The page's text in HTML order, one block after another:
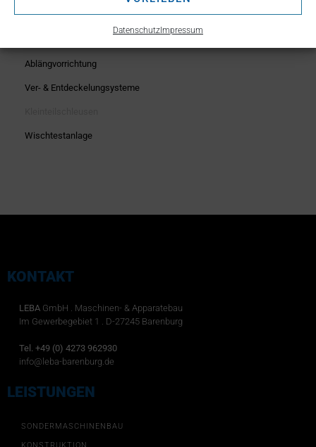
DatenschutzImpressum
Handschuboxen
Ablängvorrichtung
Ver- & Entdeckelungsysteme
Wischtestanlage
KONTAKT
LEBA GmbH . Maschinen- & Apparatebau
Im Gewerbegebiet 1 . D-27245 Barenburg
Tel. +49 (0) 4273 962930
info@leba-barenburg.de
LEISTUNGEN
SONDERMASCHINENBAU